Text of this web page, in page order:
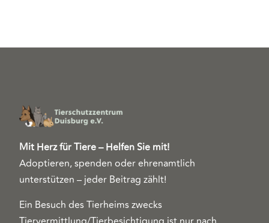
Mit Herz für Tiere – Helfen Sie mit!
Adoptieren, spenden oder ehrenamtlich
unterstützen – jeder Beitrag zählt!
Ein Besuch des Tierheims zwecks